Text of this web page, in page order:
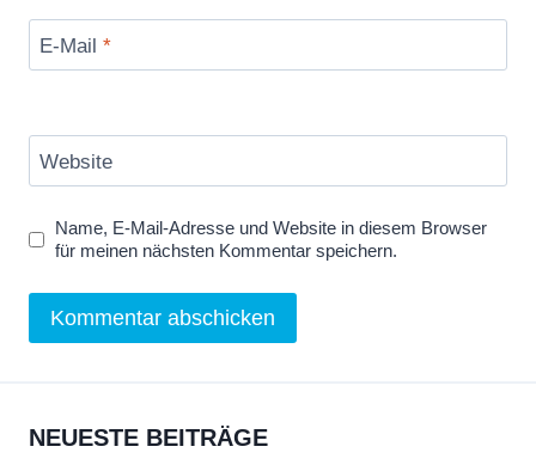
E-Mail *
Website
Name, E-Mail-Adresse und Website in diesem Browser
für meinen nächsten Kommentar speichern.
NEUESTE BEITRÄGE